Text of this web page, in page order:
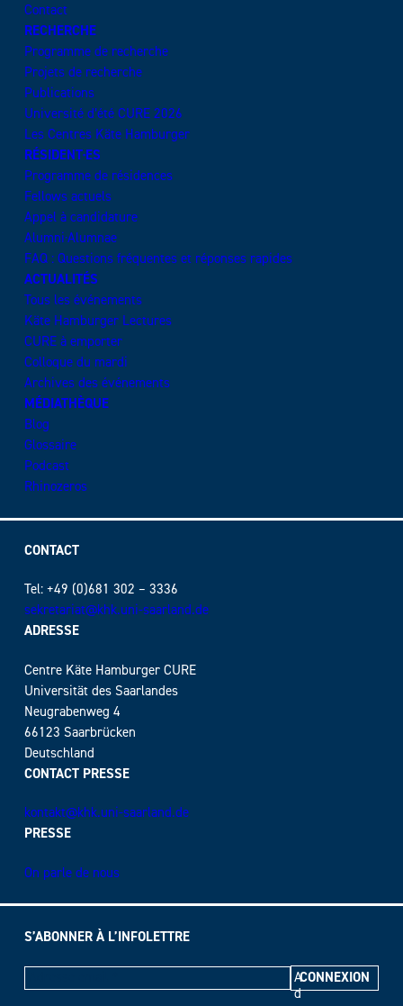
Contact
RECHERCHE
Programme de recherche
Projets de recherche
Publications
Université d’été CURE 2026
Les Centres Käte Hamburger
RÉSIDENT·ES
Programme de résidences
Fellows actuels
Appel à candidature
Alumni·Alumnae
FAQ : Questions fréquentes et réponses rapides
ACTUALITÉS
Tous les événements
Käte Hamburger Lectures
CURE à emporter
Colloque du mardi
Archives des événements
MÉDIATHÈQUE
Blog
Glossaire
Podcast
Rhinozeros
CONTACT
Tel: +49 (0)681 302 – 3336
sekretariat@khk.uni-saarland.de
ADRESSE
Centre Käte Hamburger CURE
Universität des Saarlandes
Neugrabenweg 4
66123 Saarbrücken
Deutschland
CONTACT PRESSE
kontakt@khk.uni-saarland.de
PRESSE
On parle de nous
S’ABONNER À L’INFOLETTRE
A
d